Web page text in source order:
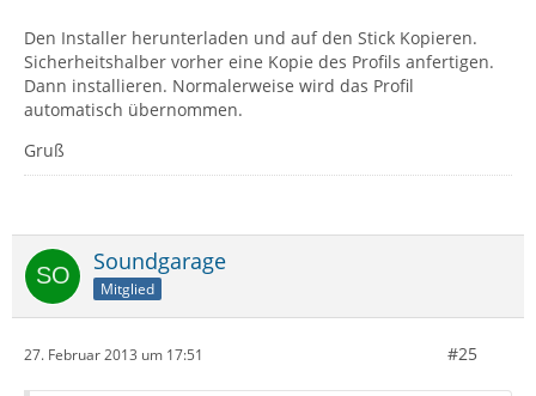
Den Installer herunterladen und auf den Stick Kopieren.
Sicherheitshalber vorher eine Kopie des Profils anfertigen.
Dann installieren. Normalerweise wird das Profil
automatisch übernommen.
Gruß
Soundgarage
Mitglied
27. Februar 2013 um 17:51 #25